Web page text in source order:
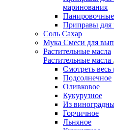
маринования
Приправы для
Соль Сахар
Мука Смеси для
Растительные масла
Растительные масла
Смотреть весь
Подсолнечное
Оливковое
Кукурузное
Из
Горчичное
Льняное